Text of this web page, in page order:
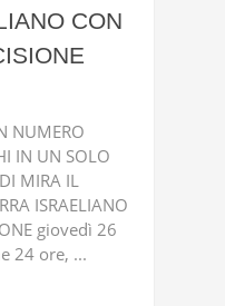
CON
NUMERO
IN UN SOLO
MIRA IL
ISRAELIANO
giovedì 26
24 ore, ...